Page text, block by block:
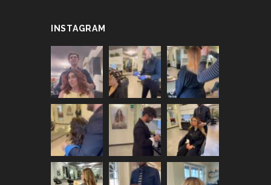
INSTAGRAM